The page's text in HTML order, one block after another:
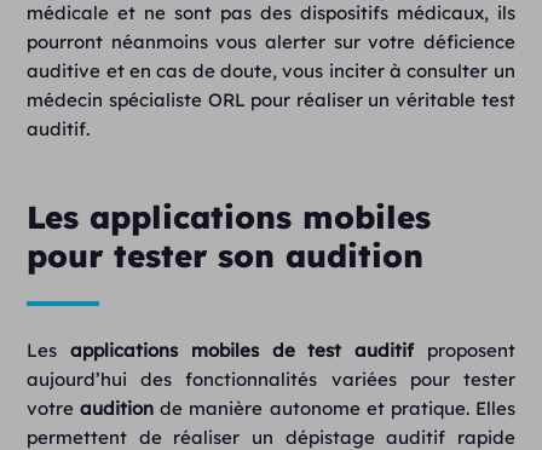
médicale et ne sont pas des dispositifs médicaux, ils
pourront néanmoins vous alerter sur votre déficience
auditive et en cas de doute, vous inciter à consulter un
médecin spécialiste ORL pour réaliser un véritable test
auditif.
Les applications mobiles
pour tester son audition
Lesapplications mobiles de test auditifproposent
aujourd’hui des fonctionnalités variées pour tester
votreaudition de manière autonome et pratique. Elles
permettent de réaliser un dépistage auditif rapide